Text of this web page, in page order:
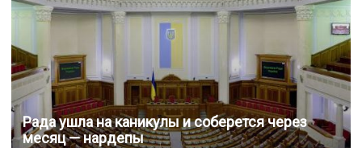
Рада ушла на каникулы и соберется через
месяц — нардепы